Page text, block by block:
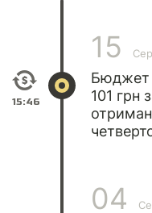
15:46
15
Бюджет
101 грн
04